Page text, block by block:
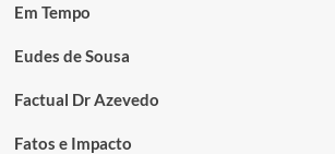
Em Tempo
Eudes de Sousa
Factual Dr Azevedo
Fatos e Impacto